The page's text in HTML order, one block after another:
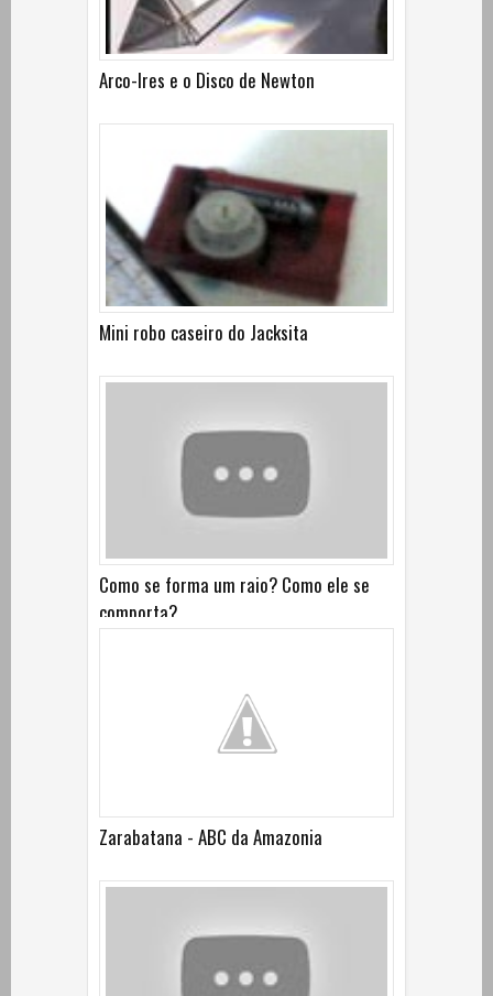
Arco-Ires e o Disco de Newton
Mini robo caseiro do Jacksita
Como se forma um raio? Como ele se
comporta?
Zarabatana - ABC da Amazonia